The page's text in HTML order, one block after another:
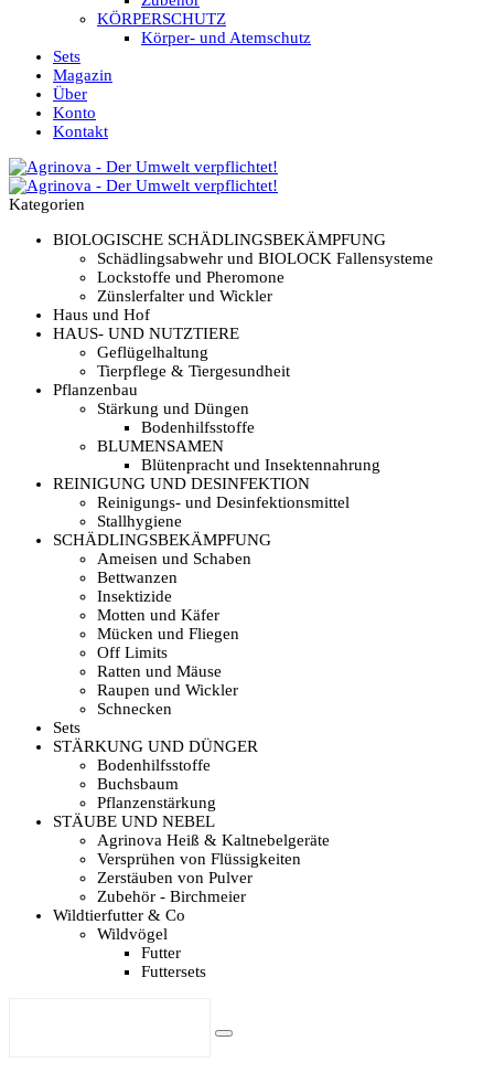
KÖRPERSCHUTZ
Körper- und Atemschutz
Sets
Magazin
Über
Konto
Kontakt
Kategorien
BIOLOGISCHE SCHÄDLINGSBEKÄMPFUNG
Schädlingsabwehr und BIOLOCK Fallensysteme
Lockstoffe und Pheromone
Zünslerfalter und Wickler
Haus und Hof
HAUS- UND NUTZTIERE
Geflügelhaltung
Tierpflege & Tiergesundheit
Pflanzenbau
Stärkung und Düngen
Bodenhilfsstoffe
BLUMENSAMEN
Blütenpracht und Insektennahrung
REINIGUNG UND DESINFEKTION
Reinigungs- und Desinfektionsmittel
Stallhygiene
SCHÄDLINGSBEKÄMPFUNG
Ameisen und Schaben
Bettwanzen
Insektizide
Motten und Käfer
Mücken und Fliegen
Off Limits
Ratten und Mäuse
Raupen und Wickler
Schnecken
Sets
STÄRKUNG UND DÜNGER
Bodenhilfsstoffe
Buchsbaum
Pflanzenstärkung
STÄUBE UND NEBEL
Agrinova Heiß & Kaltnebelgeräte
Versprühen von Flüssigkeiten
Zerstäuben von Pulver
Zubehör - Birchmeier
Wildtierfutter & Co
Wildvögel
Futter
Futtersets